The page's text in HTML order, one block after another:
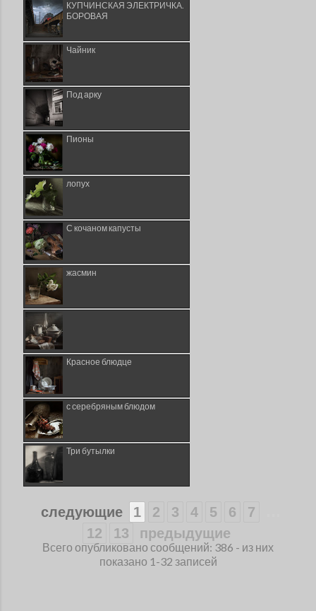
КУПЧИНСКАЯ ЭЛЕКТРИЧКА.
БОРОВАЯ
Чайник
Под арку
Пионы
лопух
С кочаном капусты
жасмин
Красное блюдце
с серебряным блюдом
Три бутылки
следующие 1 2 3 4 5 6 7
12 13 предыдущие
Всего опубликовано сообщений: 386 - из них
показано 1-32 записей